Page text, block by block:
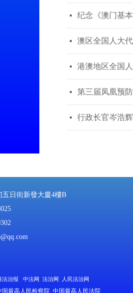
넷 纪念《澳门基
넷 澳区全国人大
넷 港澳地区全国
넷 第三届凤凰预
넷 行政长官岑浩
五日街新發大廈4樓B
法治报 中法网 法治网 人民法治网
国最高人民检察院 中国最高人民法院